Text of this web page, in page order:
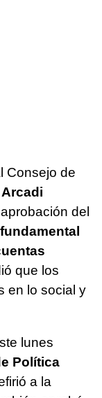
Consejo de
del
que los
en lo social y
lunes
Política
a la